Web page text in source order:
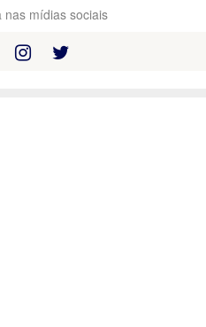
nas mídias sociais